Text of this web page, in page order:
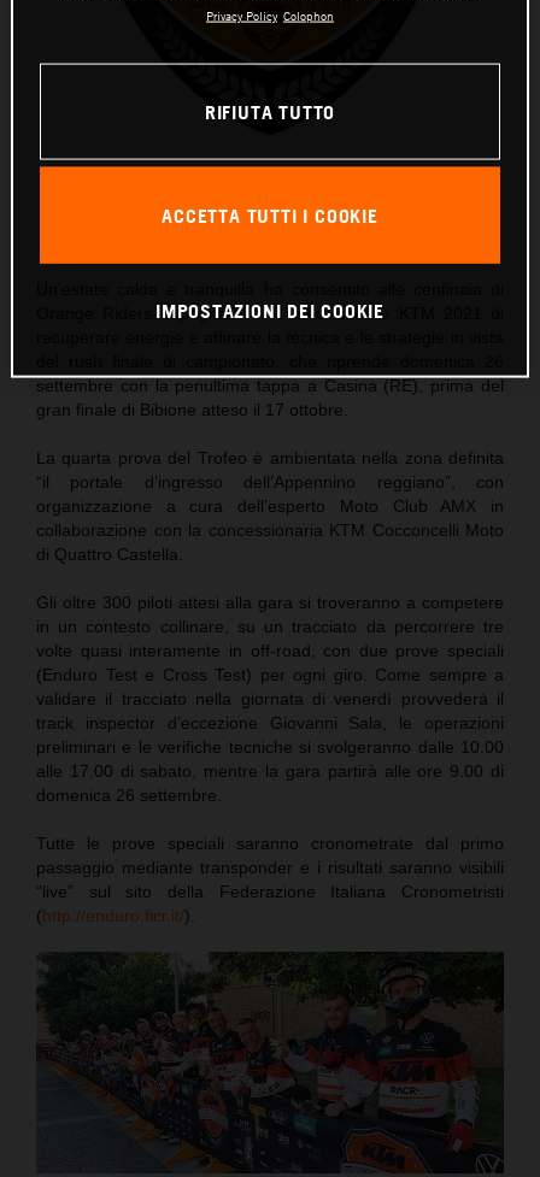
Orange Riders impegnati nel Trofeo Enduro KTM 2021 di
settembre con la penultima tappa a Casina (RE), prima del
gran finale di Bibione atteso il 17 ottobre.
La quarta prova del Trofeo è ambientata nella zona definita
“il portale d’ingresso dell’Appennino reggiano”, con
organizzazione a cura dell’esperto Moto Club AMX in
collaborazione con la concessionaria KTM Cocconcelli Moto
di Quattro Castella.
Gli oltre 300 piloti attesi alla gara si troveranno a competere
in un contesto collinare, su un tracciato da percorrere tre
volte quasi interamente in off-road, con due prove speciali
(Enduro Test e Cross Test) per ogni giro. Come sempre a
validare il tracciato nella giornata di venerdì provvederà il
track inspector d’eccezione Giovanni Sala, le operazioni
preliminari e le verifiche tecniche si svolgeranno dalle 10.00
alle 17.00 di sabato, mentre la gara partirà alle ore 9.00 di
domenica 26 settembre.
Tutte le prove speciali saranno cronometrate dal primo
passaggio mediante transponder e i risultati saranno visibili
“live” sul sito della Federazione Italiana Cronometristi
(http://enduro.ficr.it/).
Privacy Policy Colophon
RIFIUTA TUTTO
ACCETTA TUTTI I COOKIE
IMPOSTAZIONI DEI COOKIE